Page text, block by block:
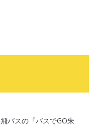
バスの『バスでGO朱